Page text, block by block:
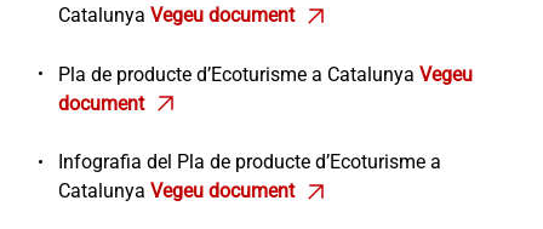
Catalunya Vegeu documents'obre en una pestanya nova
Pla de producte d’Ecoturisme a Catalunya Vegeu
documents'obre en una pestanya nova
Infografia del Pla de producte d’Ecoturisme a
Catalunya Vegeu documents'obre en una pestanya nova